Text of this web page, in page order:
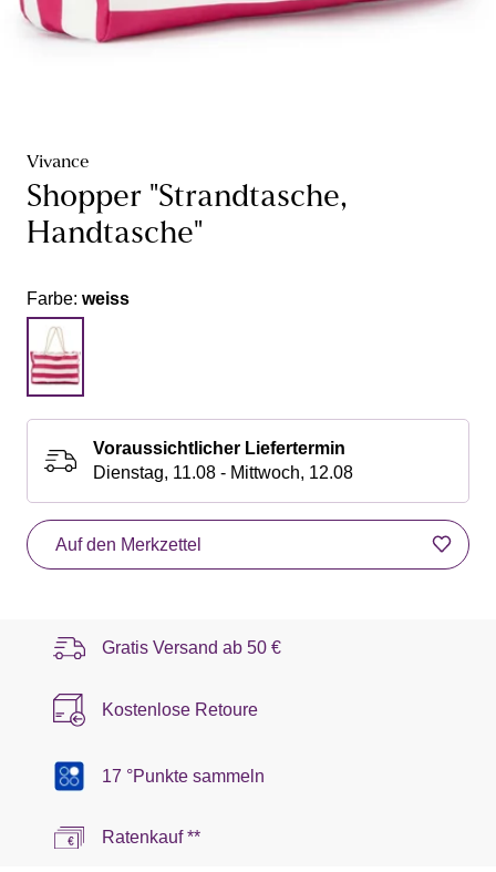
Vivance
Shopper "Strandtasche,
Handtasche"
Farbe: weiss
Voraussichtlicher Liefertermin
Dienstag, 11.08 - Mittwoch, 12.08
Auf den Merkzettel
Gratis Versand ab 50 €
Kostenlose Retoure
17 °Punkte sammeln
Ratenkauf **